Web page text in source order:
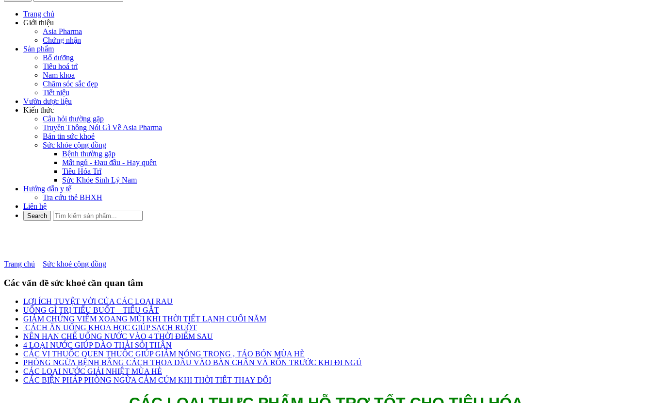
Trang chủ
Giới thiệu
Asia Pharma
Chứng nhận
Sản phẩm
Bổ dưỡng
Tiêu hoá trĩ
Nam khoa
Chăm sóc sắc đẹp
Tiết niệu
Vườn dược liệu
Kiến thức
Câu hỏi thường gặp
Truyền Thông Nói Gì Về Asia Pharma
Bản tin sức khoẻ
Sức khỏe cộng đồng
Bệnh thường gặp
Mất ngủ - Đau đầu - Hay quên
Tiêu Hóa Trĩ
Sức Khỏe Sinh Lý Nam
Hướng dẫn y tế
Tra cứu thẻ BHXH
Liên hệ
Trang chủ Sức khoẻ cộng đồng
Các vấn đề sức khoẻ cần quan tâm
LỢI ÍCH TUYỆT VỜI CỦA CÁC LOẠI RAU
UỐNG GÌ TRỊ TIỂU BUỐT – TIỂU GẮT
GIẢM CHỨNG VIÊM XOANG MŨI KHI THỜI TIẾT LẠNH CUỐI NĂM
CÁCH ĂN UỐNG KHOA HỌC GIÚP SẠCH RUỘT
NÊN HẠN CHẾ UỐNG NƯỚC VÀO 4 THỜI ĐIỂM SAU
4 LOẠI NƯỚC GIÚP ĐÀO THẢI SỎI THẬN
CÁC VỊ THUỐC QUEN THUỘC GIÚP GIẢM NÓNG TRONG , TÁO BÓN MÙA HÈ
PHÒNG NGỪA BỆNH BẰNG CÁCH THOA DẦU VÀO BÀN CHÂN VÀ RỐN TRƯỚC KHI ĐI NGỦ
CÁC LOẠI NƯỚC GIẢI NHIỆT MÙA HÈ
CÁC BIỆN PHÁP PHÒNG NGỪA CẢM CÚM KHI THỜI TIẾT THAY ĐỔI